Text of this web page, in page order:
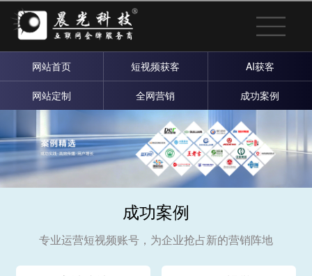
网站首页 短视频获客 AI获客
网站定制 全网营销 成功案例
成功案例
专业运营短视频账号，为企业抢占新的营销阵地